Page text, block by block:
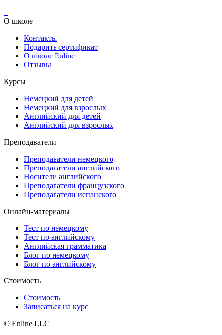
О школе
Контакты
Подарить сертификат
О школе Enline
Отзывы
Курсы
Немецкий для детей
Немецкий для взрослых
Английский для детей
Английский для взрослых
Преподаватели
Преподаватели немецкого
Преподаватели английского
Носители английского
Преподаватели французского
Преподаватели испанского
Онлайн-материалы
Тест по немецкому
Тест по английскому
Английская грамматика
Блог по немецкому
Блог по английскому
Стоимость
Стоимость
Записаться на курс
© Enline LLC